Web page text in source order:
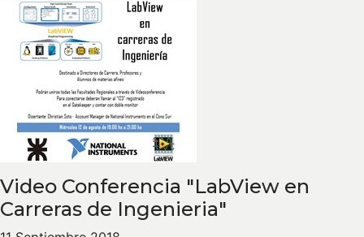
Video Conferencia "LabView en
Carreras de Ingenieria"